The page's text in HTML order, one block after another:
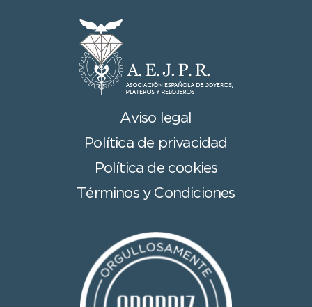
Aviso legal
Política de privacidad
Política de cookies
Términos y Condiciones